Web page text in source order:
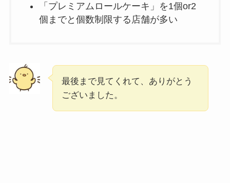
「プレミアムロールケーキ」を1個or2
個までと個数制限する店舗が多い
最後まで見てくれて、ありがとう
ございました。